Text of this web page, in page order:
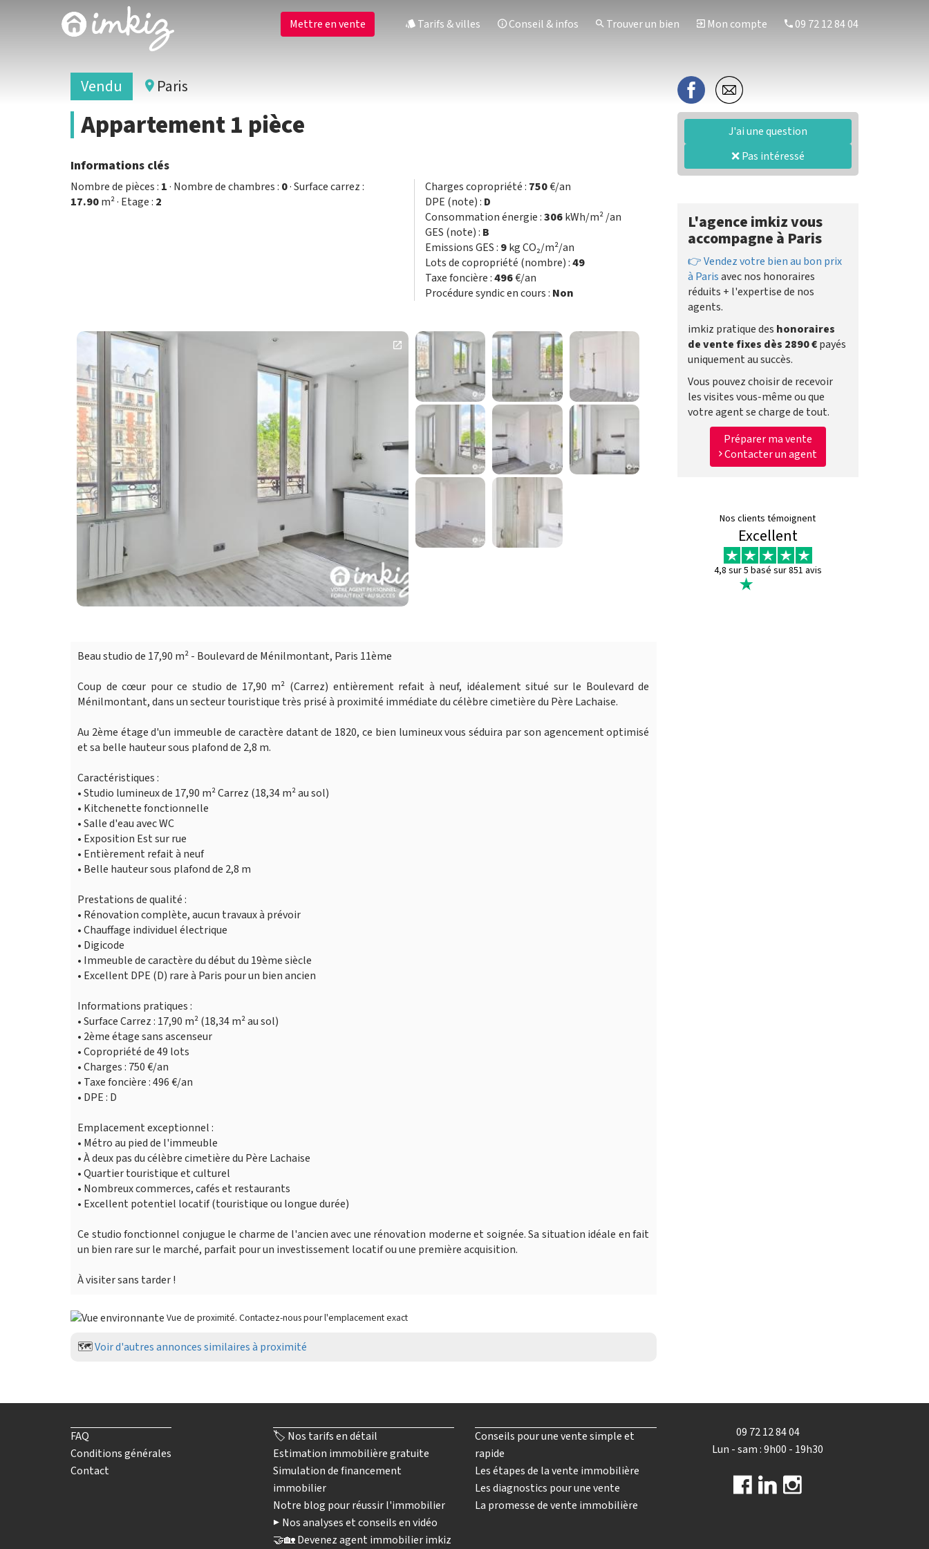
Mettre en vente Tarifs & villes Conseil & infos Trouver un bien Mon compte 09 72 12 84 04
Vendu Paris
Appartement 1 pièce
Informations clés
Nombre de pièces : 1· Nombre de chambres : 0· Surface carrez :
17.90m² · Etage : 2
Charges copropriété : 750€/an
DPE (note) : D
Consommation énergie :306kWh/m² /an
GES (note) : B
Emissions GES : 9kg CO₂/m²/an
Lots de copropriété (nombre) :49
Taxe foncière :496€/an
Procédure syndic en cours : Non
Beau studio de 17,90 m² - Boulevard de Ménilmontant, Paris 11ème
Coup de cœur pour ce studio de 17,90 m² (Carrez) entièrement refait à neuf, idéalement situé sur le Boulevard de
Ménilmontant, dans un secteur touristique très prisé à proximité immédiate du célèbre cimetière du Père Lachaise.
Au 2ème étage d'un immeuble de caractère datant de 1820, ce bien lumineux vous séduira par son agencement optimisé
et sa belle hauteur sous plafond de 2,8 m.
Caractéristiques :
• Studio lumineux de 17,90 m² Carrez (18,34 m² au sol)
• Kitchenette fonctionnelle
• Salle d'eau avec WC
• Exposition Est sur rue
• Entièrement refait à neuf
• Belle hauteur sous plafond de 2,8 m
Prestations de qualité :
• Rénovation complète, aucun travaux à prévoir
• Chauffage individuel électrique
• Digicode
• Immeuble de caractère du début du 19ème siècle
• Excellent DPE (D) rare à Paris pour un bien ancien
Informations pratiques :
• Surface Carrez : 17,90 m² (18,34 m² au sol)
• 2ème étage sans ascenseur
• Copropriété de 49 lots
• Charges : 750 €/an
• Taxe foncière : 496 €/an
• DPE : D
Emplacement exceptionnel :
• Métro au pied de l'immeuble
• À deux pas du célèbre cimetière du Père Lachaise
• Quartier touristique et culturel
• Nombreux commerces, cafés et restaurants
• Excellent potentiel locatif (touristique ou longue durée)
Ce studio fonctionnel conjugue le charme de l'ancien avec une rénovation moderne et soignée. Sa situation idéale en fait
un bien rare sur le marché, parfait pour un investissement locatif ou une première acquisition.
À visiter sans tarder !
Vue de proximité. Contactez-nous pour l'emplacement exact
🗺️Voir d'autres annonces similaires à proximité
J'ai une question
❌ Pas intéressé
L'agence imkiz vous
accompagne à Paris
👉 Vendez votre bien au bon prix
à Parisavec nos honoraires
réduits + l'expertise de nos
agents.
imkiz pratique des honoraires
de vente fixes dès 2890 €payés
uniquement au succès.
Vous pouvez choisir de recevoir
les visites vous-même ou que
votre agent se charge de tout.
Préparer ma vente
Contacter un agent
Nos clients témoignent
Excellent
4,8 sur 5 basé sur 851 avis
FAQ
Conditions générales
Contact
🏷️ Nos tarifs en détail
Estimation immobilière gratuite
Simulation de financement
immobilier
Notre blog pour réussir l'immobilier
▶️ Nos analyses et conseils en vidéo
🤝🏡 Devenez agent immobilier imkiz
Conseils pour une vente simple et
rapide
Les étapes de la vente immobilière
Les diagnostics pour une vente
La promesse de vente immobilière
09 72 12 84 04
Lun - sam : 9h00 - 19h30